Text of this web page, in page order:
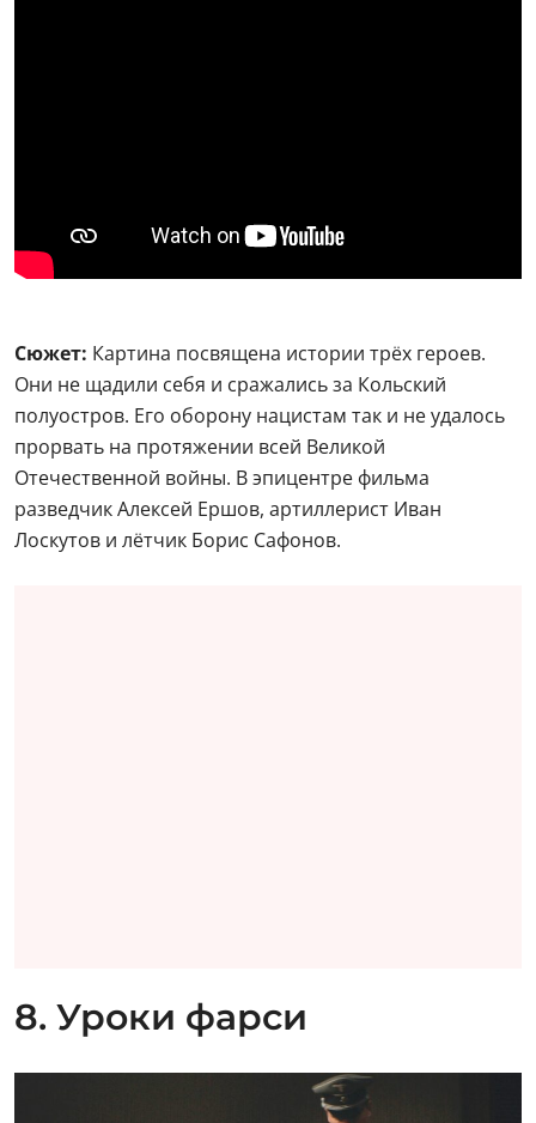
Сюжет: Картина посвящена истории трёх героев.
Они не щадили себя и сражались за Кольский
полуостров. Его оборону нацистам так и не удалось
прорвать на протяжении всей Великой
Отечественной войны. В эпицентре фильма
разведчик Алексей Ершов, артиллерист Иван
Лоскутов и лётчик Борис Сафонов.
8. Уроки фарси